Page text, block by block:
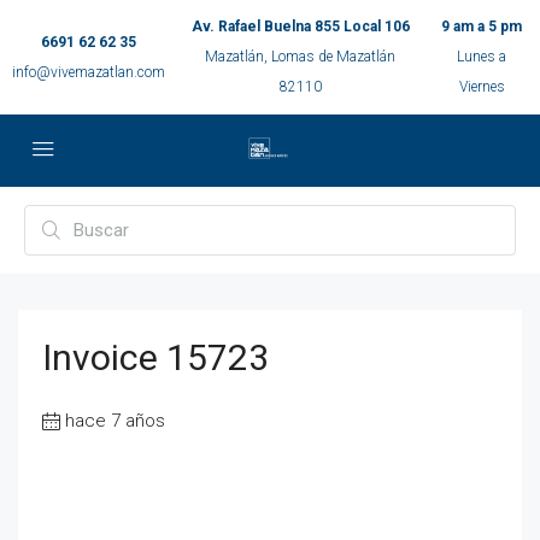
6691 62 62 35
info@vivemazatlan.com
Av. Rafael Buelna 855 Local 106
Mazatlán, Lomas de Mazatlán
82110
9 am a 5 pm
Lunes a
Viernes
Invoice 15723
hace 7 años